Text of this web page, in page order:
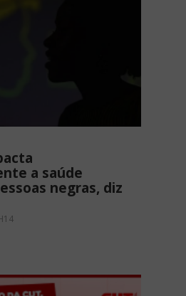
a saúde
negras, diz